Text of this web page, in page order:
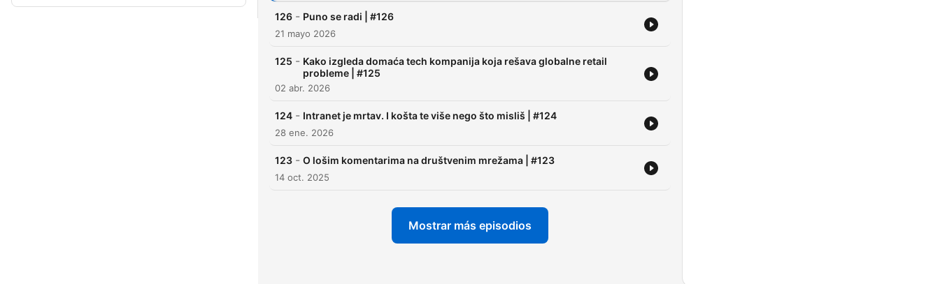
126 - Puno se radi | #126
21 mayo 2026
125 - Kako izgleda domaća tech kompanija koja rešava globalne retail
probleme | #125
02 abr. 2026
124 - Intranet je mrtav. I košta te više nego što misliš | #124
28 ene. 2026
123 - O lošim komentarima na društvenim mrežama | #123
14 oct. 2025
Mostrar más episodios